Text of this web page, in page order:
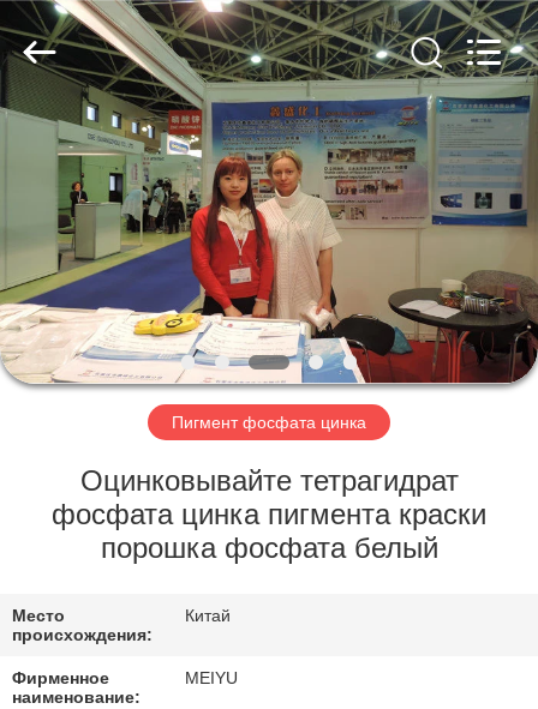
ДОМОЙ
ПРОДУКТЫ
ВИДЕОЗАПИСИ
О
НАС
ЭКСКУРСИЯ
ЗАВОДУ
КОНТРОЛЬ
КАЧЕСТВА
co.,ltd.
All
Rights
Reserved.
Developed
by
ECER
Пигмент фосфата цинка
Оцинковывайте тетрагидрат
фосфата цинка пигмента краски
порошка фосфата белый
Место
происхождения:
Китай
Фирменное
наименование:
MEIYU